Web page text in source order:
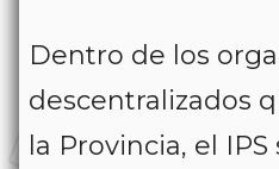
Dentro de los
descentralizados
la Provincia, el